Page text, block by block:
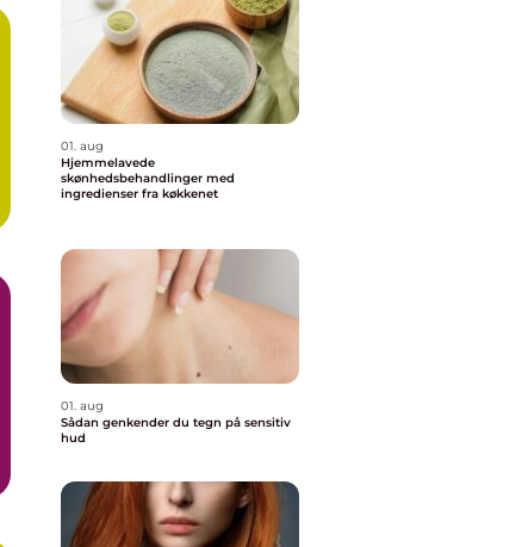
01. aug
Hjemmelavede
skønhedsbehandlinger med
ingredienser fra køkkenet
01. aug
Sådan genkender du tegn på sensitiv
hud